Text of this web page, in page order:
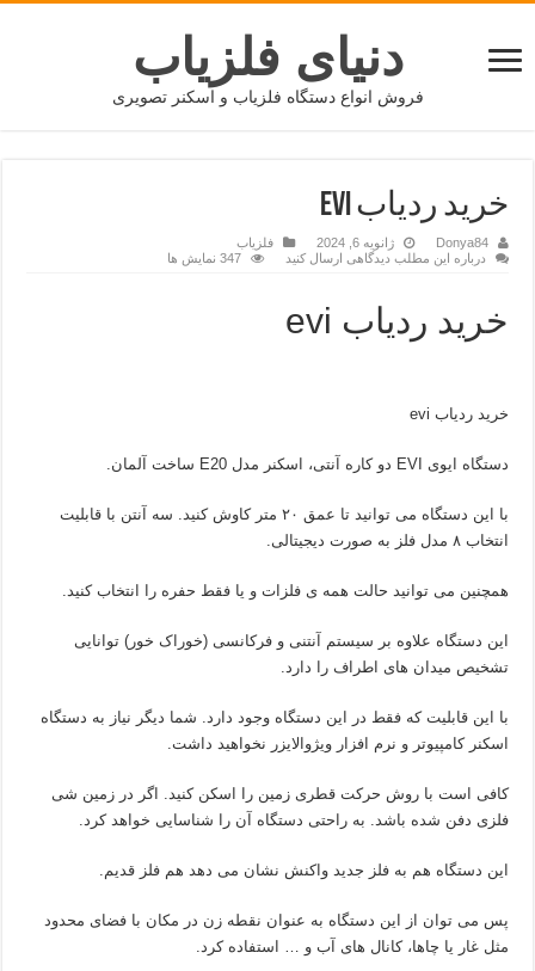
دنیای فلزیاب
فروش انواع دستگاه فلزیاب و اسکنر تصویری
خرید ردیاب EVI
Donya84 ژانویه 6, 2024
فلزیاب
درباره این مطلب دیدگاهی ارسال کنید
347 نمایش ها
خرید ردیاب evi
خرید ردیاب evi
دستگاه ایوی EVI دو کاره آنتی، اسکنر مدل E20 ساخت آلمان.
با این دستگاه می توانید تا عمق ۲۰ متر کاوش کنید. سه آنتن با قابلیت
انتخاب ۸ مدل فلز به صورت دیجیتالی.
همچنین می توانید حالت همه ی فلزات و یا فقط حفره را انتخاب کنید.
این دستگاه علاوه بر سیستم آنتنی و فرکانسی (خوراک خور) توانایی
تشخیص میدان های اطراف را دارد.
با این قابلیت که فقط در این دستگاه وجود دارد. شما دیگر نیاز به دستگاه
اسکنر کامپیوتر و نرم افزار ویژوالایزر نخواهید داشت.
کافی است با روش حرکت قطری زمین را اسکن کنید. اگر در زمین شی
فلزی دفن شده باشد. به راحتی دستگاه آن را شناسایی خواهد کرد.
این دستگاه هم به فلز جدید واکنش نشان می دهد هم فلز قدیم.
پس می توان از این دستگاه به عنوان نقطه زن در مکان با فضای محدود
مثل غار یا چاها، کانال های آب و … استفاده کرد.